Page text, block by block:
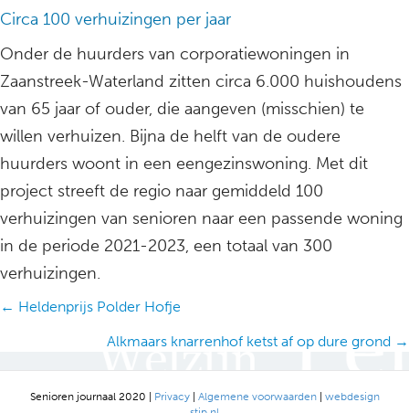
Circa 100 verhuizingen per jaar
Onder de huurders van corporatiewoningen in
Zaanstreek-Waterland zitten circa 6.000 huishoudens
van 65 jaar of ouder, die aangeven (misschien) te
willen verhuizen. Bijna de helft van de oudere
huurders woont in een eengezinswoning. Met dit
project streeft de regio naar gemiddeld 100
verhuizingen van senioren naar een passende woning
in de periode 2021-2023, een totaal van 300
verhuizingen.
Posts
← Heldenprijs Polder Hofje
Alkmaars knarrenhof ketst af op dure grond →
Senioren journaal 2020 | Privacy| Algemene voorwaarden| webdesign